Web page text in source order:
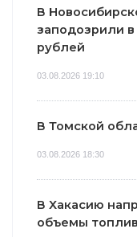
В
заподозрили
рублей
03.08.2026 19:10
В Томской
03.08.2026 18:30
В Хакасию
объемы